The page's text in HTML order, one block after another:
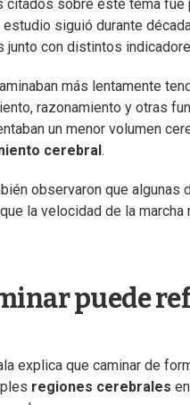
citados sobre este tema
siguió durante
junto con distintos
más lentamente
razonamiento y otras
un menor volumen
cerebral .
observaron que
la velocidad de la
puede
explica que caminar de
regiones cerebrales